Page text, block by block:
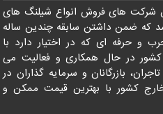
شرکت های فروش انواع شیلنگ های
که ضمن داشتن سابقه چندین ساله
و حرفه ای که در اختیار دارد با
در حال همکاری و فعالیت می
بازرگانان و سرمایه گذاران در
کشور با بهترین قیمت ممکن و